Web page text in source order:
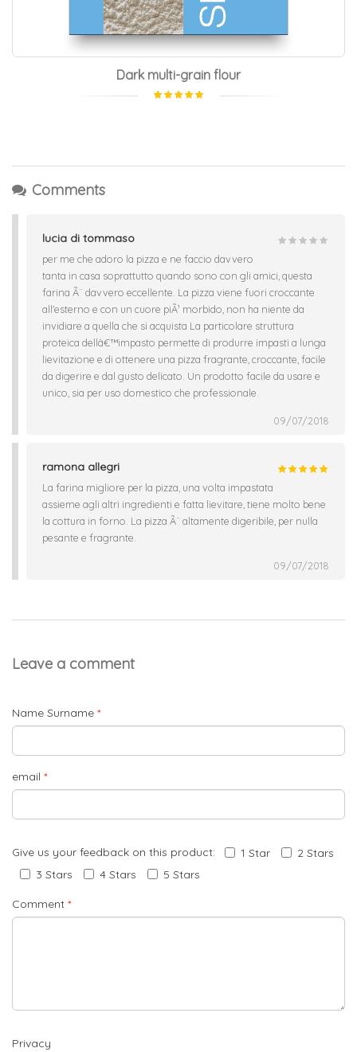
Dark multi-grain flour
Comments
lucia di tommaso
per me che adoro la pizza e ne faccio davvero
tanta in casa soprattutto quando sono con gli amici, questa
farina Ã¨ davvero eccellente. La pizza viene fuori croccante
all'esterno e con un cuore piÃ¹ morbido, non ha niente da
invidiare a quella che si acquista La particolare struttura
proteica dellâ€™impasto permette di produrre impasti a lunga
lievitazione e di ottenere una pizza fragrante, croccante, facile
da digerire e dal gusto delicato. Un prodotto facile da usare e
unico, sia per uso domestico che professionale.
09/07/2018
ramona allegri
La farina migliore per la pizza, una volta impastata
assieme agli altri ingredienti e fatta lievitare, tiene molto bene
la cottura in forno. La pizza Ã¨ altamente digeribile, per nulla
pesante e fragrante.
09/07/2018
Leave a comment
Name Surname *
email *
Give us your feedback on this product: 1 Star
2 Stars
3 Stars
4 Stars 5 Stars
Comment *
Privacy